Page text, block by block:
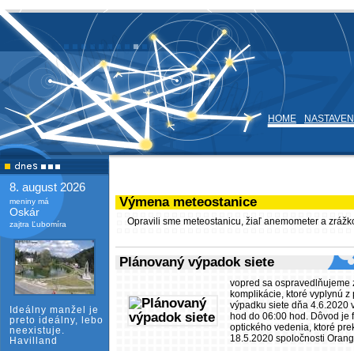
HOME
8. august 2026
meniny má
Oskár
zajtra Ľubomíra
Ideálny manžel je
preto ideálny, lebo
neexistuje.
Havilland
Výmena meteostanice
Opravili sme meteostanicu, žiaľ anemometer a
Plánovaný výpadok siete
vopred sa ospravedlňujeme
komplikácie, ktoré vyplynú
výpadku siete dňa 4.6.2020
hod do 06:00 hod. Dôvod je
optického vedenia, ktoré
18.5.2020 spoločnosti